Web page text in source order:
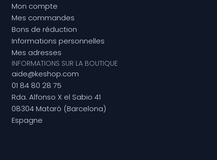
Mon compte
Mes commandes
Bons de réduction
Informations personnelles
Mes adresses
INFORMATIONS SUR LA BOUTIQUE
aide@keshop.com
01 84 80 28 75
Rda. Alfonso X el Sabio 41
08304 Mataró (Barcelona)
Espagne